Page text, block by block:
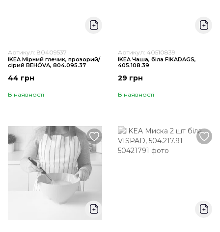
Артикул: 80409537
IKEA Мірний глечик, прозорий/
сірий BEHÖVA, 804.095.37
44 грн
В наявності
Артикул: 40510839
IKEA Чаша, біла FIKADAGS,
405.108.39
29 грн
В наявності